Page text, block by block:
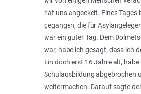
hat uns angeekelt. Eines Tages
gegangen, die für
war ein guter Tag. Dem
war, habe ich gesagt, dass ich
bin doch erst 16 Jahre alt, habe
Schulausbildung abgebrochen
weitermachen. Darauf sagte